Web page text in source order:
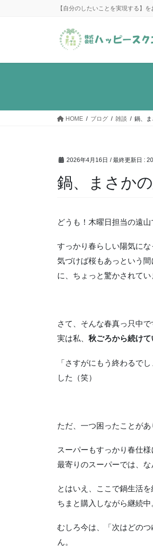
に
ョ
動
【自分のしたいことを実現する】
HOME ブログ 雑談 鍋、ま
2026年4月16日 / 最終更新日 :
鍋、まさかの
どうも！木曜日担当の遠山
すっかり春らしい陽気にな
気づけば桜もあっという
に、ちょっと驚かされてい
さて、そんな春真っ只中
実は私、 秋ごろから続けて
「さすがにもう終わるで
した（笑）
ただ、一つ困ったことがあ
スーパーもすっかり春仕
最寄りのスーパーでは、
とはいえ、ここで鍋生活
ちまと購入しながら継続中
むしろ今は、「次はどの
ん。